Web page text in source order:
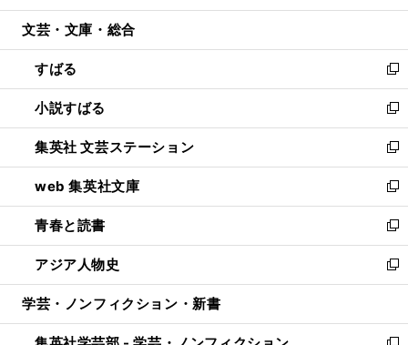
開
ウ
開
く
ン
ウ
で
開
く
ウ
ン
ド
ウ
で
開
く
文芸・文庫・総合
すばる
新
し
い
ウ
ィ
ン
ド
ウ
で
開
く
小説すばる
新
し
い
ウ
ィ
ン
ド
ウ
で
開
集英社 文芸ステーション
新
し
い
ウ
ィ
ン
ド
ウ
開
web 集英社文庫
新
し
い
ウ
ィ
ン
ウ
青春と読書
新
し
い
ウ
ン
アジア人物史
新
し
ウ
学芸・ノンフィクション・新書